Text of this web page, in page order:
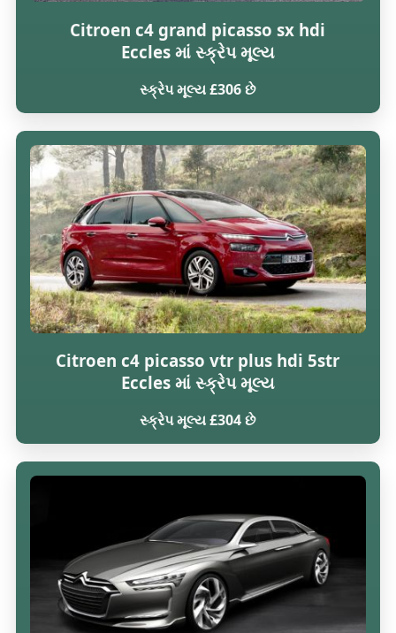
Citroen c4 grand picasso sx hdi
Eccles માં સ્ક્રેપ મૂલ્ય
સ્ક્રેપ મૂલ્ય £306 છે
Citroen c4 picasso vtr plus hdi 5str
Eccles માં સ્ક્રેપ મૂલ્ય
સ્ક્રેપ મૂલ્ય £304 છે